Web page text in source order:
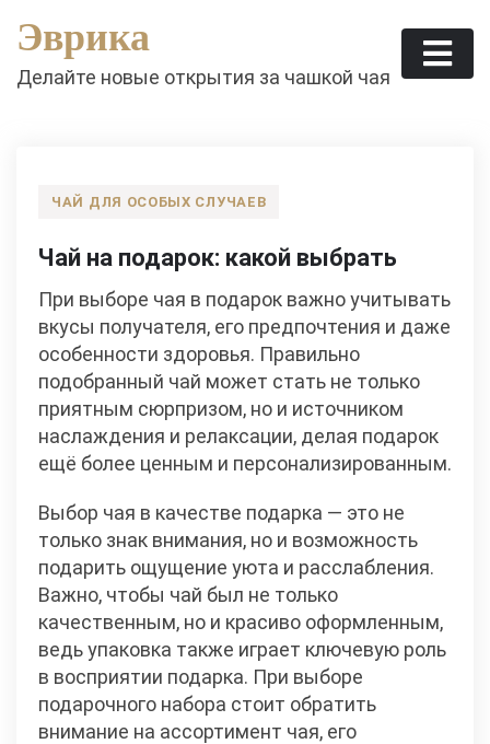
content
Эврика
Делайте новые открытия за чашкой чая
ЧАЙ ДЛЯ ОСОБЫХ СЛУЧАЕВ
Чай на подарок: какой выбрать
При выборе чая в подарок важно учитывать
вкусы получателя, его предпочтения и даже
особенности здоровья. Правильно
подобранный чай может стать не только
приятным сюрпризом, но и источником
наслаждения и релаксации, делая подарок
ещё более ценным и персонализированным.
Выбор чая в качестве подарка — это не
только знак внимания, но и возможность
подарить ощущение уюта и расслабления.
Важно, чтобы чай был не только
качественным, но и красиво оформленным,
ведь упаковка также играет ключевую роль
в восприятии подарка. При выборе
подарочного набора стоит обратить
внимание на ассортимент чая, его